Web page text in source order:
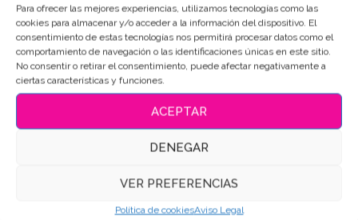
Para ofrecer las mejores experiencias, utilizamos tecnologías como las
cookies para almacenar y/o acceder a la información del dispositivo. El
consentimiento de estas tecnologías nos permitirá procesar datos como el
comportamiento de navegación o las identificaciones únicas en este sitio.
No consentir o retirar el consentimiento, puede afectar negativamente a
ciertas características y funciones.
ACEPTAR
DENEGAR
VER PREFERENCIAS
Política de cookiesAviso Legal
Puedes consultar los ingredientes aquí .
AÑADIR AL CARRITO
Galletas Comunión Galletas de mantequilla